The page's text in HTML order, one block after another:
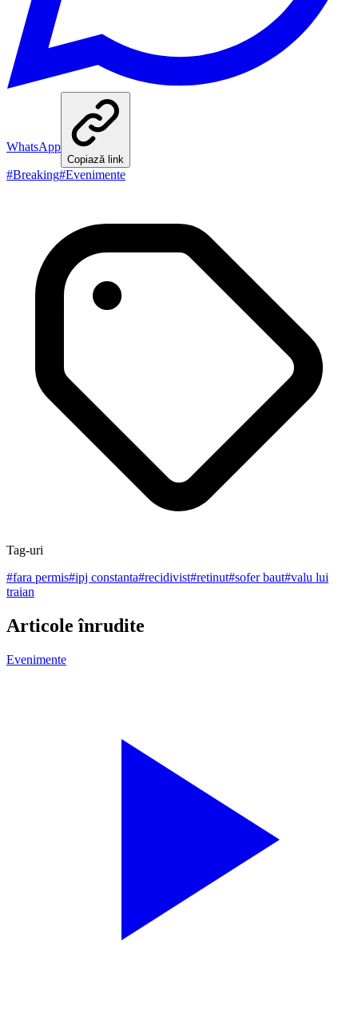
WhatsApp
Copiază link
#Breaking#Evenimente
Tag-uri
#fara permis#ipj constanta#recidivist#retinut#sofer baut#valu lui
traian
Articole înrudite
Evenimente